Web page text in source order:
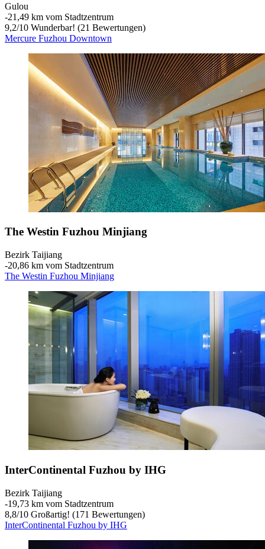
Gulou
‐21,49 km vom Stadtzentrum
9,2/10 Wunderbar! (21 Bewertungen)
Mercure Fuzhou Downtown
The Westin Fuzhou Minjiang
Bezirk Taijiang
‐20,86 km vom Stadtzentrum
The Westin Fuzhou Minjiang
InterContinental Fuzhou by IHG
Bezirk Taijiang
‐19,73 km vom Stadtzentrum
8,8/10 Großartig! (171 Bewertungen)
InterContinental Fuzhou by IHG